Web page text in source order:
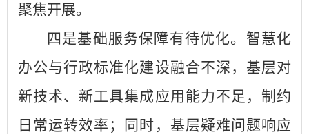
聚焦开展。
四是基础服务保障有待优化。智慧化
办公与行政标准化建设融合不深，基层对
新技术、新工具集成应用能力不足，制约
日常运转效率；同时，基层疑难问题响应